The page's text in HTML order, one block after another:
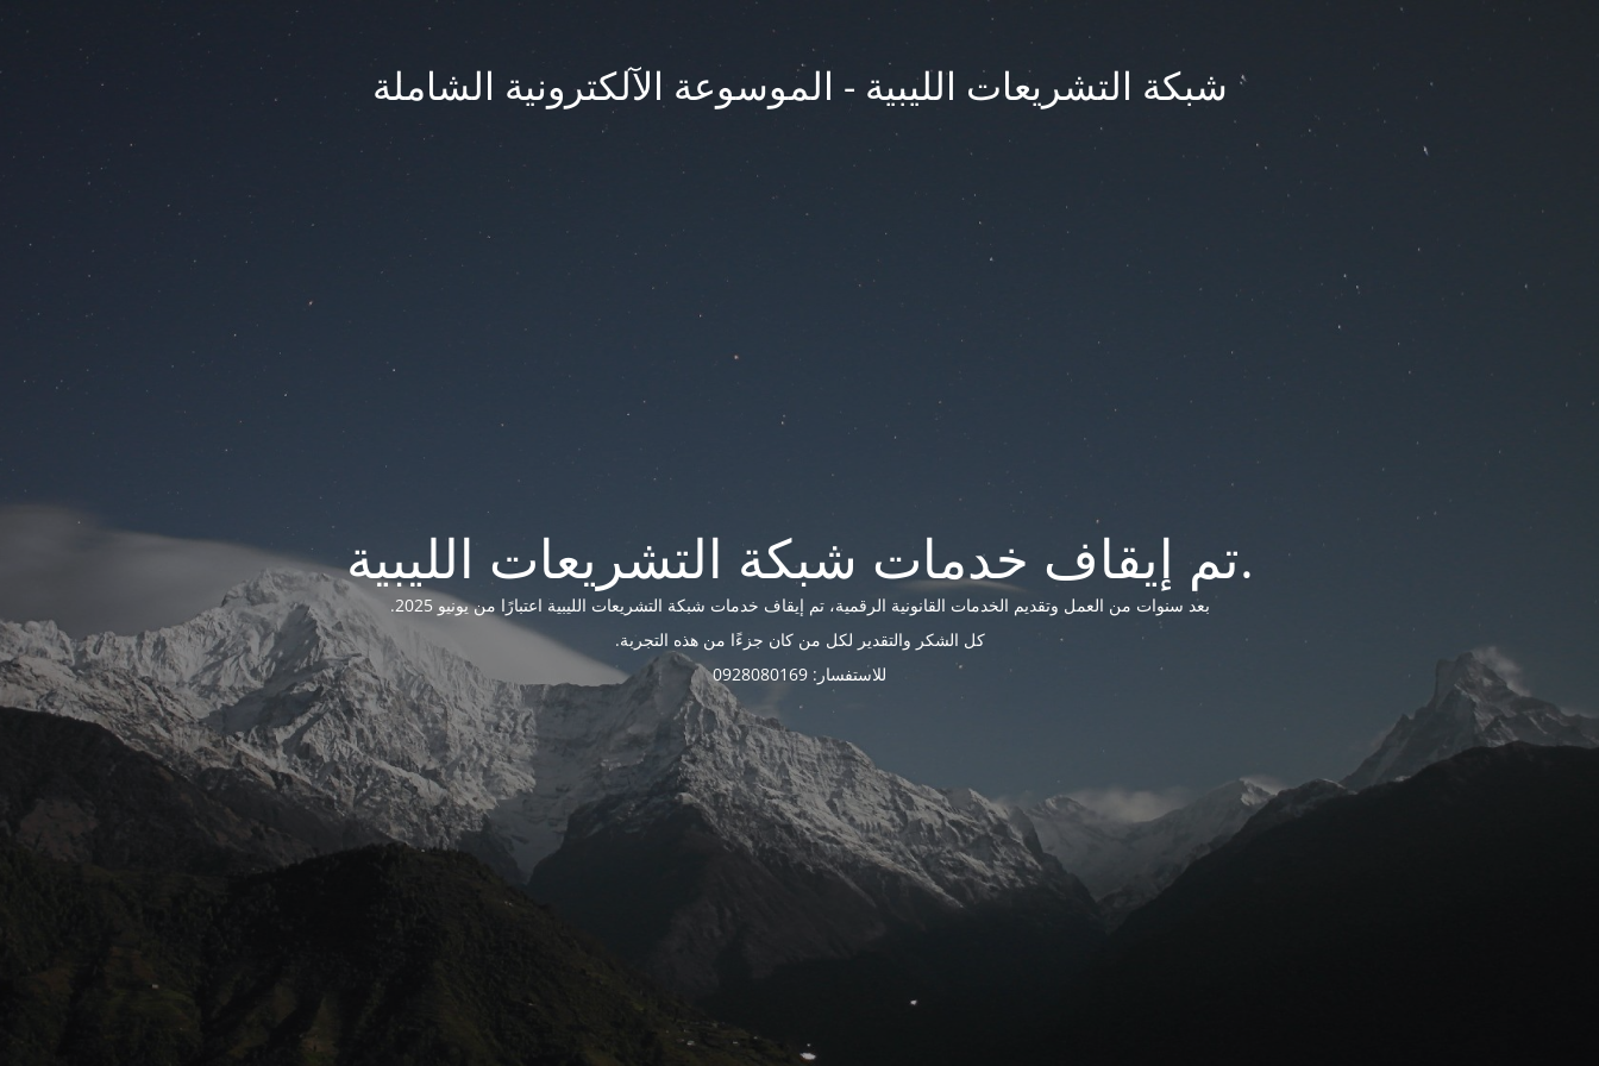
شبكة التشريعات الليبية - الموسوعة الآلكترونية الشاملة
تم إيقاف خدمات شبكة التشريعات الليبية.
بعد سنوات من العمل وتقديم الخدمات القانونية الرقمية، تم إيقاف خدمات شبكة التشريعات الليبية اعتبارًا من يونيو 2025.
كل الشكر والتقدير لكل من كان جزءًا من هذه التجربة.
للاستفسار: 0928080169